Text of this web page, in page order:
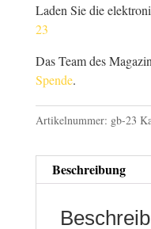
Laden Sie die
23
Das Team des
Spende.
Artikelnummer: gb-23
Beschreibung